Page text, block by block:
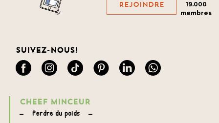
Rejoindre
19.000
membres
Suivez-nous!
CHEEF MINCEUR
Perdre du poids